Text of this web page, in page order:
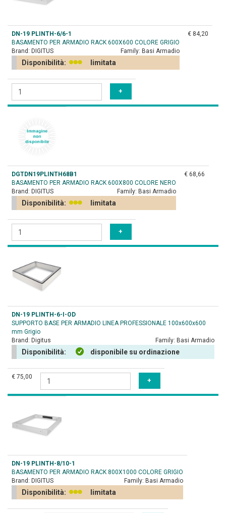
DN-19 PLINTH-6/6-1
BASAMENTO PER ARMADIO RACK 600X600 COLORE GRIGIO
Brand: DIGITUS Family: Basi Armadio
Disponibilità: limitata
€ 84,20
DGTDN19PLINTH68B1
BASAMENTO PER ARMADIO RACK 600X800 COLORE NERO
Brand: DIGITUS Family: Basi Armadio
Disponibilità: limitata
€ 68,66
DN-19 PLINTH-6-I-OD
SUPPORTO BASE PER ARMADIO LINEA PROFESSIONALE 100x600x600
mm Grigio
Brand: Digitus Family: Basi Armadio
Disponibilità: disponibile su ordinazione
€ 75,00
DN-19 PLINTH-8/10-1
BASAMENTO PER ARMADIO RACK 800X1000 COLORE GRIGIO
Brand: DIGITUS Family: Basi Armadio
Disponibilità: limitata